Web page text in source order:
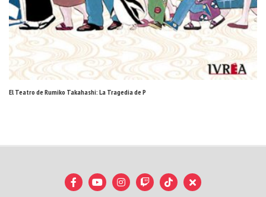
El Teatro de Rumiko Takahashi: La Tragedia de P